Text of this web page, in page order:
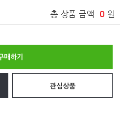
총 상품 금액 0 원
매하기
관심상품